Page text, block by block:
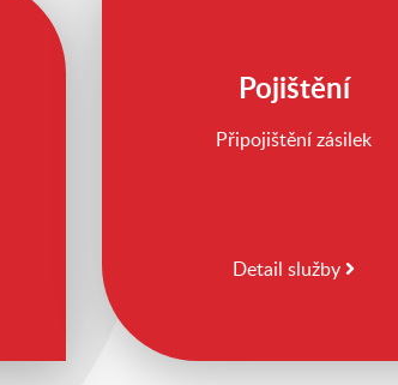
Pojištění
Připojištění zásilek
Detail služby